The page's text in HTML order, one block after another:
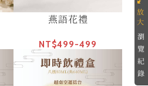
燕語花禮
NT$499-499
瀏
覽
紀
錄